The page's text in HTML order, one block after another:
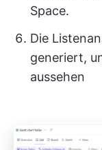
Space.
Die
generiert,
aussehen